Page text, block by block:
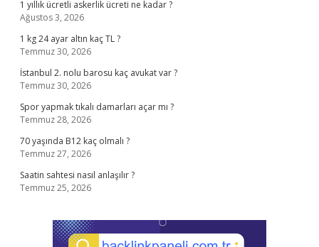
1 yıllık ücretli askerlik ücreti ne kadar ?
Ağustos 3, 2026
1 kg 24 ayar altın kaç TL ?
Temmuz 30, 2026
İstanbul 2. nolu barosu kaç avukat var ?
Temmuz 30, 2026
Spor yapmak tıkalı damarları açar mı ?
Temmuz 28, 2026
70 yaşında B12 kaç olmalı ?
Temmuz 27, 2026
Saatin sahtesi nasıl anlaşılır ?
Temmuz 25, 2026